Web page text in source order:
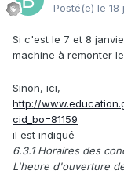
Posté(e) le 18
Si c'est le 7 et 8
machine à remonter
Sinon, ici,
http://
cid_bo=81159
il est indiqué
6.3.1 Horaires des
L'heure d'ouverture